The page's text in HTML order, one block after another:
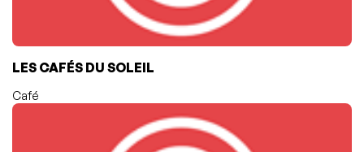
LES CAFÉS DU SOLEIL
Café